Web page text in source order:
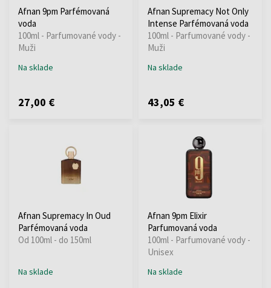
Afnan 9pm Parfémovaná
voda
100ml - Parfumované vody -
Muži
Na sklade
27,00 €
Afnan Supremacy Not Only
Intense Parfémovaná voda
100ml - Parfumované vody -
Muži
Na sklade
43,05 €
Afnan Supremacy In Oud
Parfémovaná voda
Od 100ml - do 150ml
Na sklade
Afnan 9pm Elixir
Parfumovaná voda
100ml - Parfumované vody -
Unisex
Na sklade